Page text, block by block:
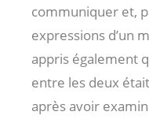
communiquer et,
expressions d’un
appris également
entre les deux
après avoir